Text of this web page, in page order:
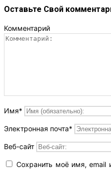
Оставьте Свой
Комментарий
Имя*
Электронная почта*
Веб-сайт
Сохранить моё имя, email